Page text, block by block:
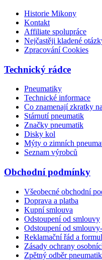
Historie Mikony
Kontakt
Affiliate spolupráce
Nejčastěji kladené
Zpracování Cookies
Technický rádce
Pneumatiky
Technické informace
Co znamenají zkratky
Stárnutí pneumatik
Značky pneumatik
Disky kol
Mýty o zimních
Seznam výrobců
Obchodní podmínky
Všeobecné obchodní
Doprava a platba
Kupní smlouva
Odstoupení od smlouvy
Odstoupení od
Reklamační řád a
Zásady ochrany
Zpětný odběr pneumatik